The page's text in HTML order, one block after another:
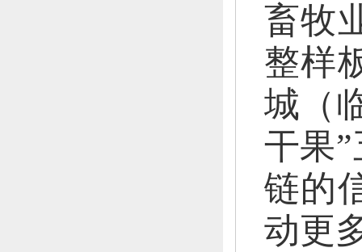
畜牧
整样
城（
干果
链的
动更